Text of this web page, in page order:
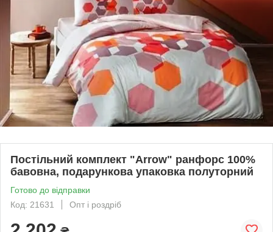
Постільний комплект "Arrow" ранфорс 100%
бавовна, подарункова упаковка полуторний
Готово до відправки
Код: 21631
Опт і роздріб